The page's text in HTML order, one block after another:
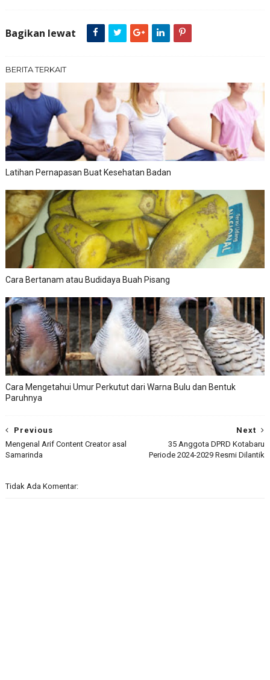
Bagikan lewat
BERITA TERKAIT
Latihan Pernapasan Buat Kesehatan Badan
Cara Bertanam atau Budidaya Buah Pisang
Cara Mengetahui Umur Perkutut dari Warna Bulu dan Bentuk
Paruhnya
Next
35 Anggota DPRD Kotabaru
Periode 2024-2029 Resmi Dilantik
Previous
Mengenal Arif Content Creator asal
Samarinda
Tidak Ada Komentar: